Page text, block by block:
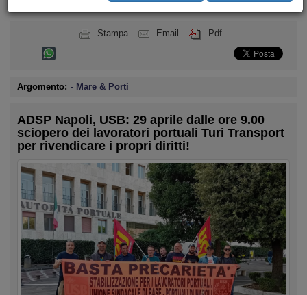
Stampa Email Pdf
Argomento: - Mare & Porti
ADSP Napoli, USB: 29 aprile dalle ore 9.00
sciopero dei lavoratori portuali Turi Transport
per rivendicare i propri diritti!